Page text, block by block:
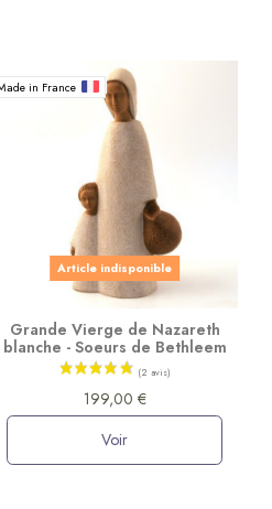
in France
Article indisponible
Grande Vierge de Nazareth
blanche - Soeurs de Bethleem
199,00 €
Voir